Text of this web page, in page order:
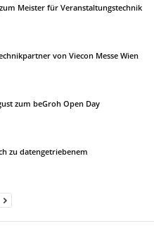
Meister für Veranstaltungstechnik
von Viecon Messe Wien
zum beGroh Open Day
zu datengetriebenem